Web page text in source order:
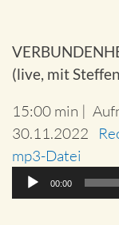
(live, mit
15:00 min |
30.11.2022
mp3-Datei
Audio-
00:00